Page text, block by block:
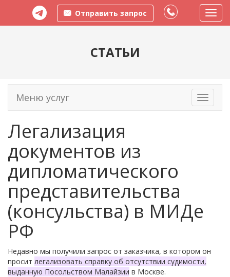
Отправить запрос
меню
СТАТЬИ
Toggle
Меню услуг
Легализация
документов из
дипломатического
представительства
(консульства) в МИДе
РФ
Недавно мы получили запрос от заказчика, в котором он
просит легализовать справку об отсутствии судимости,
выданную Посольством Малайзии в Москве.